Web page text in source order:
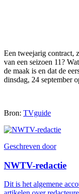
Een tweejarig contract,
van een seizoen 11?
de maak is en dat de
dinsdag, 24 september
Bron: TVguide
Geschreven door
NWTV-redactie
Dit is het algemene